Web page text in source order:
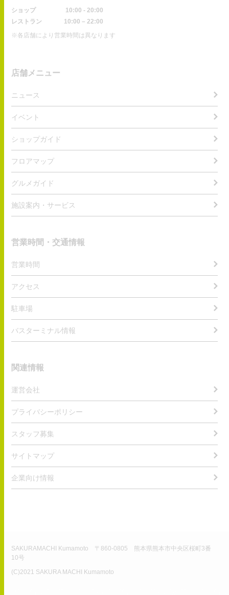
ショップ
10:00 - 20:00
レストラン
10:00 – 22:00
※各店舗により営業時間は異なります
店舗メニュー
ニュース
イベント
ショップガイド
フロアマップ
グルメガイド
施設案内・サービス
営業時間・交通情報
営業時間
アクセス
駐車場
バスターミナル情報
関連情報
運営会社
プライバシーポリシー
スタッフ募集
サイトマップ
企業向け情報
SAKURAMACHI Kumamoto 〒860-0805 熊本県熊本市中央区桜町3番
10号
(C)2021 SAKURA MACHI Kumamoto